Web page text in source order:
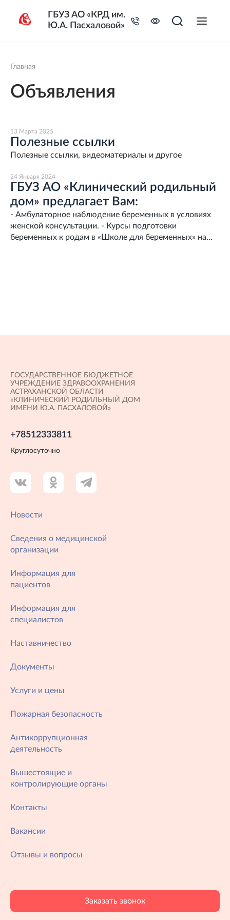
Главная
Объявления
13 Марта 2025
Полезные ссылки
Полезные ссылки, видеоматериалы и другое
24 Января 2024
ГБУЗ АО «Клинический родильный
дом» предлагает Вам:
- Амбулаторное наблюдение беременных в условиях
женской консультации. - Курсы подготовки
беременных к родам в «Школе для беременных» на
ГБУЗ АО «КРД им.
Ю.А. Пасхаловой»
ГОСУДАРСТВЕННОЕ БЮДЖЕТНОЕ
УЧРЕЖДЕНИЕ ЗДРАВООХРАНЕНИЯ
АСТРАХАНСКОЙ ОБЛАСТИ
«КЛИНИЧЕСКИЙ РОДИЛЬНЫЙ ДОМ
ИМЕНИ Ю.А. ПАСХАЛОВОЙ»
+78512333811
Круглосуточно
Новости
Сведения о медицинской
организации
Информация для
пациентов
Информация для
специалистов
Наставничество
Документы
Услуги и цены
Пожарная безопасность
Антикоррупционная
деятельность
Вышестоящие и
контролирующие органы
Контакты
Вакансии
Отзывы и вопросы
Заказать звонок